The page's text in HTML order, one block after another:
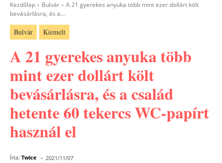
Kezdőlap Bulvár
A 21 gyerekes anyuka több mint ezer dollárt költ
bevásárlásra, és a...
Bulvár Kiemelt
A 21 gyerekes anyuka több
mint ezer dollárt költ
bevásárlásra, és a család
hetente 60 tekercs WC-papírt
használ el
Írta: Twice - 2021/11/07